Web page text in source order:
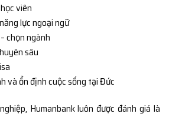
viên
lực ngoại ngữ
chọn ngành
sâu
và ổn định cuộc sống tại Đức
Humanbank luôn được đánh giá là